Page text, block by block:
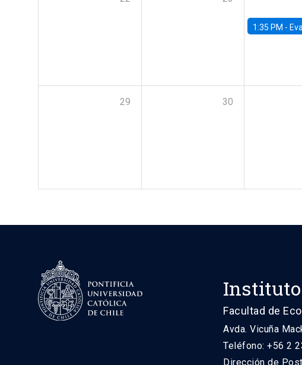
1:35 PM - Evan Munro, Neyman
29 30
Instituto
Facultad de
Avda. Vicuña
Teléfono: +56 2
Dirección de